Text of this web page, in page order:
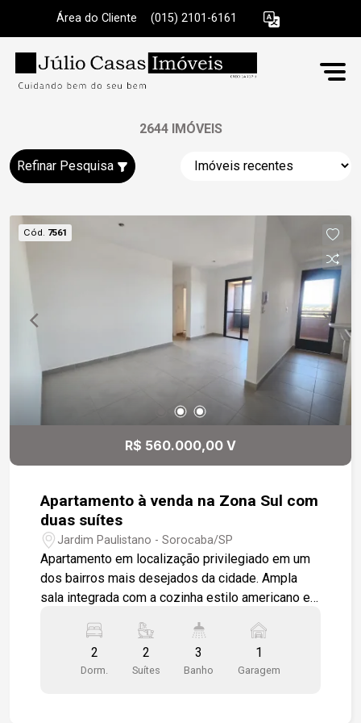
Área do Cliente (015) 2101-6161
2644 IMÓVEIS
Refinar Pesquisa
Cód. 7561
R$ 560.000,00 V
Apartamento à venda na Zona Sul com
duas suítes
Jardim Paulistano - Sorocaba/SP
Apartamento em localização privilegiado em um
dos bairros mais desejados da cidade. Ampla
sala integrada com a cozinha estilo americano e à
ainda conta com um prático e versátil lavabo.
Varanda técnica para a instalação das unidades
condensadoras de ar condicionado. Dois
2
Dorm.
2
Suítes
3
Banho
1
Garagem